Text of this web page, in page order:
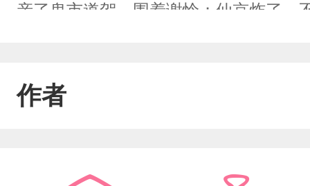
亲了鬼市道贺，围着谢怜；仙京炸了，
致，冷冷清清。长凌殿曲折盘旋，楼
①文中CP：花城x谢怜厄命x若邪②加
作者